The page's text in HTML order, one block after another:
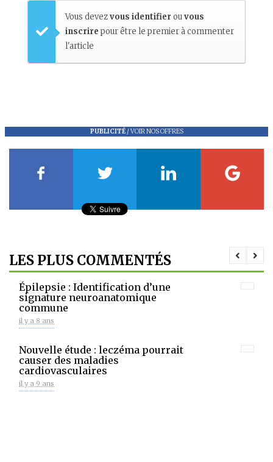
Vous devezvous identifier ouvous
inscrire pour être le premier à commenter
l'article
PUBLICITÉ/VOIR NOS OFFRES
LES PLUS COMMENTÉS
Épilepsie : Identification d’une
signature neuroanatomique
commune
il y a 8 ans
Nouvelle étude : leczéma pourrait
causer des maladies
cardiovasculaires
il y a 9 ans